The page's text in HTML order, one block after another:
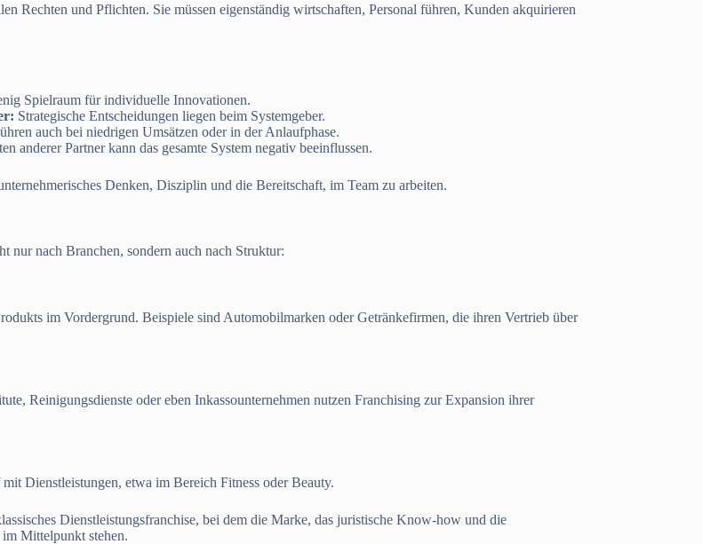
Rechten und Pflichten. Sie müssen eigenständig wirtschaften, Personal führen, Kunden akquirieren
Spielraum für individuelle Innovationen.
Strategische Entscheidungen liegen beim Systemgeber.
auch bei niedrigen Umsätzen oder in der Anlaufphase.
anderer Partner kann das gesamte System negativ beeinflussen.
Denken, Disziplin und die Bereitschaft, im Team zu arbeiten.
nur nach Branchen, sondern auch nach Struktur:
im Vordergrund. Beispiele sind Automobilmarken oder Getränkefirmen, die ihren Vertrieb über
Reinigungsdienste oder eben Inkassounternehmen nutzen Franchising zur Expansion ihrer
Dienstleistungen, etwa im Bereich Fitness oder Beauty.
Dienstleistungsfranchise, bei dem die Marke, das juristische Know-how und die
Mittelpunkt stehen.